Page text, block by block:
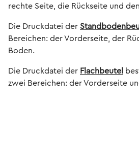
rechte Seite, die Rückseite und
Die Druckdatei der
Bereichen: der Vorderseite, der
Boden.
Die Druckdatei der Flachbeutel
zwei Bereichen: der Vorderseite